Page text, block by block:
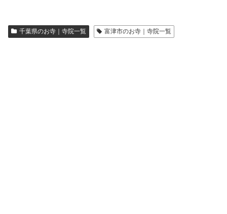
千葉県のお寺｜寺院一覧 富津市のお寺｜寺院一覧